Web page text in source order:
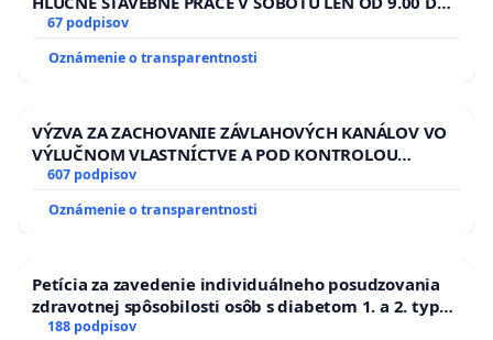
13.00 HOD., CEZ PRACOVNÝ TÝŽDEŇ CIEĽ 8.00 – 18.00
ĎUMBIERSKEJ/MAGU
67 podpisov
Oznámenie o transparentnosti
VÝZVA ZA ZACHOVANIE ZÁVLAHOVÝCH KANÁLOV VO
VÝLUČNOM VLASTNÍCTVE A POD KONTROLOU
SLOVENSKEJ REPUBLIKY & žiadosť na riešenie
kanálov na Slovensku
607 podpisov
Oznámenie o transparentnosti
Petícia za zavedenie individuálneho posudzovania
zdravotnej spôsobilosti osôb s diabetom 1. a 2. typu
pri prijímaní do Policajného zboru SR
188 podpisov